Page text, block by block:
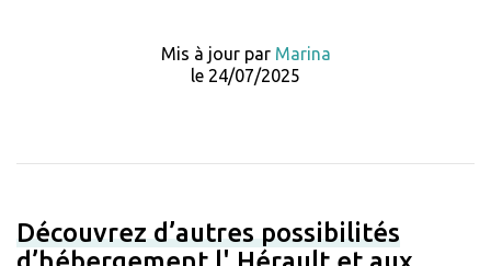
Mis à jour par Marina
le 24/07/2025
Découvrez d’autres possibilités